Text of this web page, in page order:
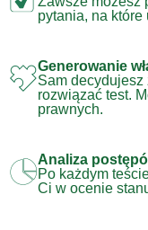
pytania, na które
Generowanie
Sam
rozwiązać test.
prawnych.
Analiza
Po każdym
Ci w ocenie